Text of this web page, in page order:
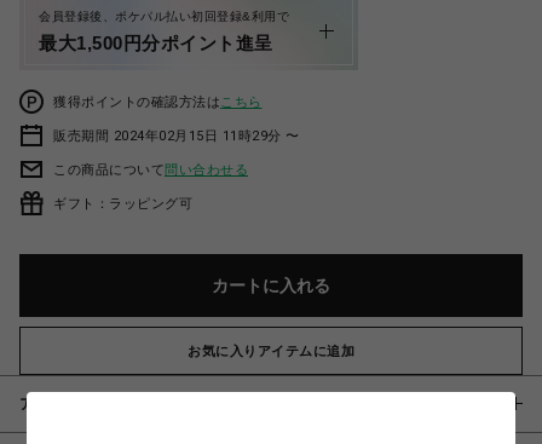
会員登録後、ポケパル払い初回登録&利用で
最大1,500円分ポイント進呈
獲得ポイントの確認方法は こちら
販売期間 2024年02月15日 11時29分 〜
この商品について問い合わせる
ギフト：ラッピング可
カートに入れる
お気に入りアイテムに追加
アイテム説明 / 素材